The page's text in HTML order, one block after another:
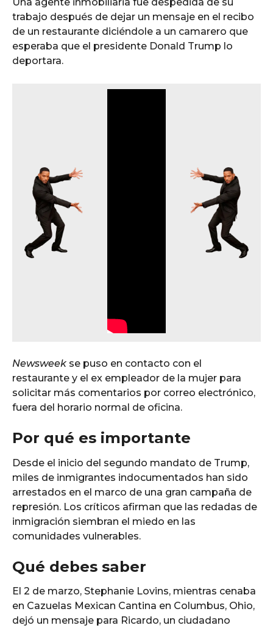
trabajo después de dejar un mensaje en el recibo
de un restaurante diciéndole a un camarero que
esperaba que el presidente Donald Trump lo
deportara.
Newsweek se puso en contacto con el
restaurante y el ex empleador de la mujer para
solicitar más comentarios por correo electrónico,
fuera del horario normal de oficina.
Por qué es importante
Desde el inicio del segundo mandato de Trump,
miles de inmigrantes indocumentados han sido
arrestados en el marco de una gran campaña de
represión. Los críticos afirman que las redadas de
inmigración siembran el miedo en las
comunidades vulnerables.
Qué debes saber
El 2 de marzo, Stephanie Lovins, mientras cenaba
en Cazuelas Mexican Cantina en Columbus, Ohio,
dejó un mensaje para Ricardo, un ciudadano